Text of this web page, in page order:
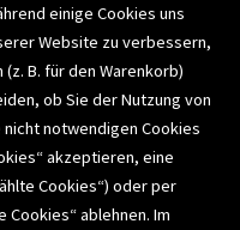
einige Cookies uns
Website zu verbessern,
B. für den Warenkorb)
ob Sie der Nutzung von
notwendigen Cookies
akzeptieren, eine
Cookies“) oder per
ablehnen. Im